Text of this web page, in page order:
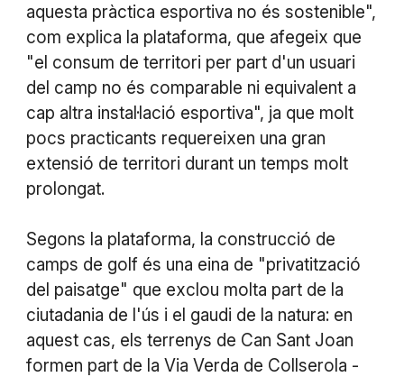
aquesta pràctica esportiva no és sostenible",
com explica la plataforma, que afegeix que
"el consum de territori per part d'un usuari
del camp no és comparable ni equivalent a
cap altra instal·lació esportiva", ja que molt
pocs practicants requereixen una gran
extensió de territori durant un temps molt
prolongat.
Segons la plataforma, la construcció de
camps de golf és una eina de "privatització
del paisatge" que exclou molta part de la
ciutadania de l'ús i el gaudi de la natura: en
aquest cas, els terrenys de Can Sant Joan
formen part de la Via Verda de Collserola -